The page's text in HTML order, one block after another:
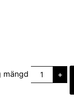
mängd +